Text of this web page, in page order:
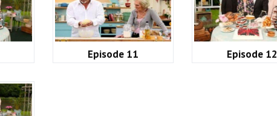
Episode 11 Episode 12